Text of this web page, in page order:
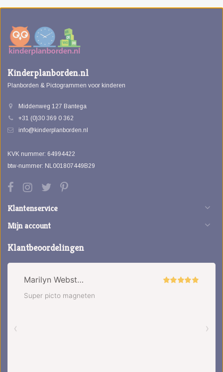
Kinderplanborden.nl
Planborden & Pictogrammen voor kinderen
Middenweg 127 Bantega
+31 (0)30 369 0 362
info@kinderplanborden.nl
KVK nummer: 64994422
btw-nummer: NL001807449B29
Klantenservice
Mijn account
Klantbeoordelingen